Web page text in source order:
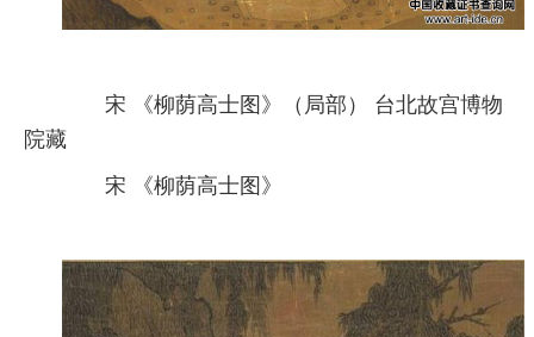
宋 《柳荫高士图》（局部） 台北故宫博物
院藏
宋 《柳荫高士图》